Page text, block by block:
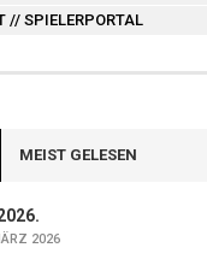
// SPIELERPORTAL
MEIST GELESEN
2026